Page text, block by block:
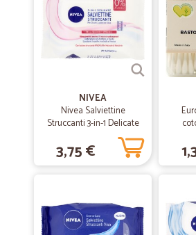
Ottimo e rapidissimo
NIVEA
Nivea Salviettine
Struccanti 3-in-1 Delicate
Pelli Secche e Sensibili
pz.25
3,75 €